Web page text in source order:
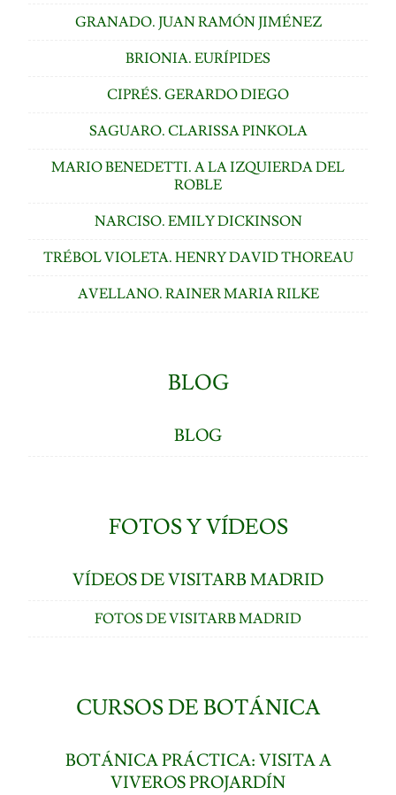
GRANADO. JUAN RAMÓN JIMÉNEZ
BRIONIA. EURÍPIDES
CIPRÉS. GERARDO DIEGO
SAGUARO. CLARISSA PINKOLA
MARIO BENEDETTI. A LA IZQUIERDA DEL
ROBLE
NARCISO. EMILY DICKINSON
TRÉBOL VIOLETA. HENRY DAVID THOREAU
AVELLANO. RAINER MARIA RILKE
BLOG
BLOG
FOTOS Y VÍDEOS
VÍDEOS DE VISITARB MADRID
FOTOS DE VISITARB MADRID
CURSOS DE BOTÁNICA
BOTÁNICA PRÁCTICA: VISITA A
VIVEROS PROJARDÍN